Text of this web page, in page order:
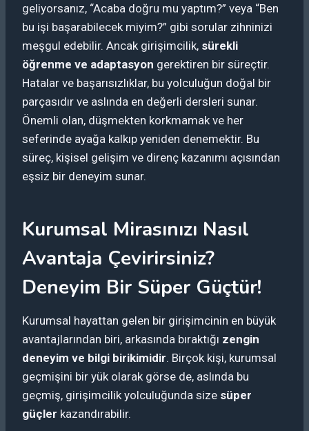
geliyorsanız, “Acaba doğru mu yaptım?” veya “Ben
bu işi başarabilecek miyim?” gibi sorular zihninizi
meşgul edebilir. Ancak girişimcilik, sürekli
öğrenme ve adaptasyon gerektiren bir süreçtir.
Hatalar ve başarısızlıklar, bu yolculuğun doğal bir
parçasıdır ve aslında en değerli dersleri sunar.
Önemli olan, düşmekten korkmamak ve her
seferinde ayağa kalkıp yeniden denemektir. Bu
süreç, kişisel gelişim ve direnç kazanımı açısından
eşsiz bir deneyim sunar.
Kurumsal Mirasınızı Nasıl
Avantaja Çevirirsiniz?
Deneyim Bir Süper Güçtür!
Kurumsal hayattan gelen bir girişimcinin en büyük
avantajlarından biri, arkasında bıraktığı zengin
deneyim ve bilgi birikimidir. Birçok kişi, kurumsal
geçmişini bir yük olarak görse de, aslında bu
geçmiş, girişimcilik yolculuğunda size süper
güçler kazandırabilir.